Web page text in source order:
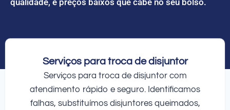
Serviços para troca de disjuntor
Serviços para troca de disjuntor com
atendimento rápido e seguro. Identificamos
falhas, substituímos disjuntores queimados,